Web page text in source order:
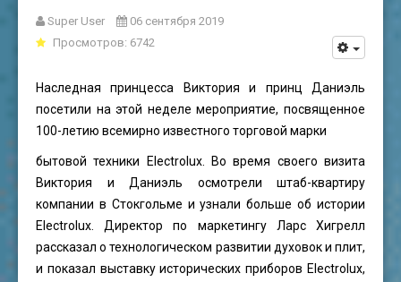
Super User
06 сентября 2019
Просмотров: 6742
Наследная принцесса Виктория и принц Даниэль
посетили на этой неделе мероприятие, посвященное
100-летию всемирно известного торговой марки
бытовой техники Electrolux. Во время своего визита
Виктория и Даниэль осмотрели штаб-квартиру
компании в Стокгольме и узнали больше об истории
Electrolux. Директор по маркетингу Ларс Хигрелл
рассказал о технологическом развитии духовок и плит,
и показал выставку исторических приборов Electrolux,